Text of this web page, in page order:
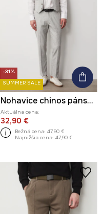
-31%
SUMMER SALE
Nohavice chinos pánske s prímesou ľanu
Aktuálna cena:
32,90 €
Bežná cena: 47,90 €
Najnižšia cena: 47,90 €